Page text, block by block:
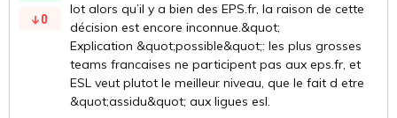
0
lot alors qu’il y a bien des EPS.fr, la raison de cette
décision est encore inconnue.&quot;
Explication &quot;possible&quot;: les plus grosses
teams francaises ne participent pas aux eps.fr, et
ESL veut plutot le meilleur niveau, que le fait d etre
&quot;assidu&quot; aux ligues esl.